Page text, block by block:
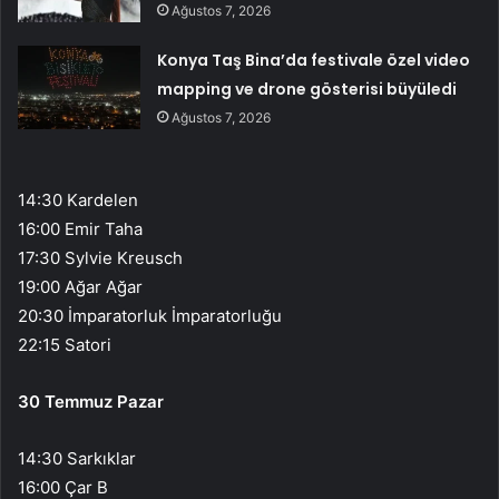
Ağustos 7, 2026
Konya Taş Bina’da festivale özel video
mapping ve drone gösterisi büyüledi
Ağustos 7, 2026
14:30 Kardelen
16:00 Emir Taha
17:30 Sylvie Kreusch
19:00 Ağar Ağar
20:30 İmparatorluk İmparatorluğu
22:15 Satori
30 Temmuz Pazar
14:30 Sarkıklar
16:00 Çar B